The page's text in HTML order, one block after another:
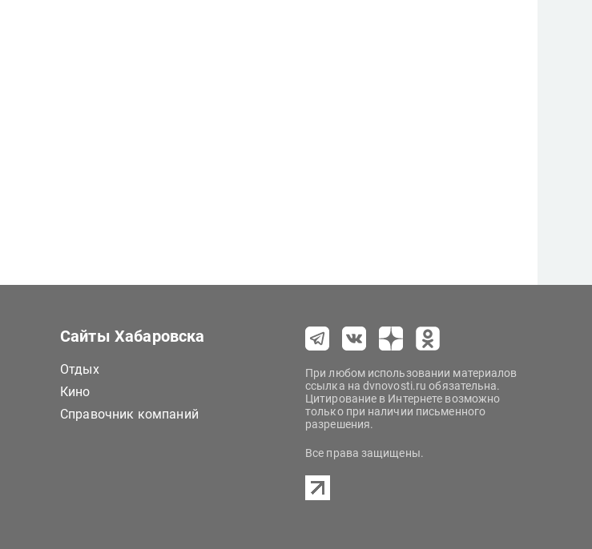
Сайты Хабаровска
Отдых
Кино
Справочник компаний
При любом использовании материалов
ссылка на dvnovosti.ru обязательна.
Цитирование в Интернете возможно
только при наличии письменного
разрешения.
Все права защищены.